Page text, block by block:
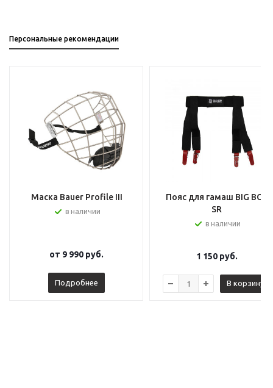
Персональные рекомендации
Маска Bauer Profile III
в наличии
от 9 990 руб.
Подробнее
Пояс для гамаш BIG BOY
SR
в наличии
1 150руб.
В корзину